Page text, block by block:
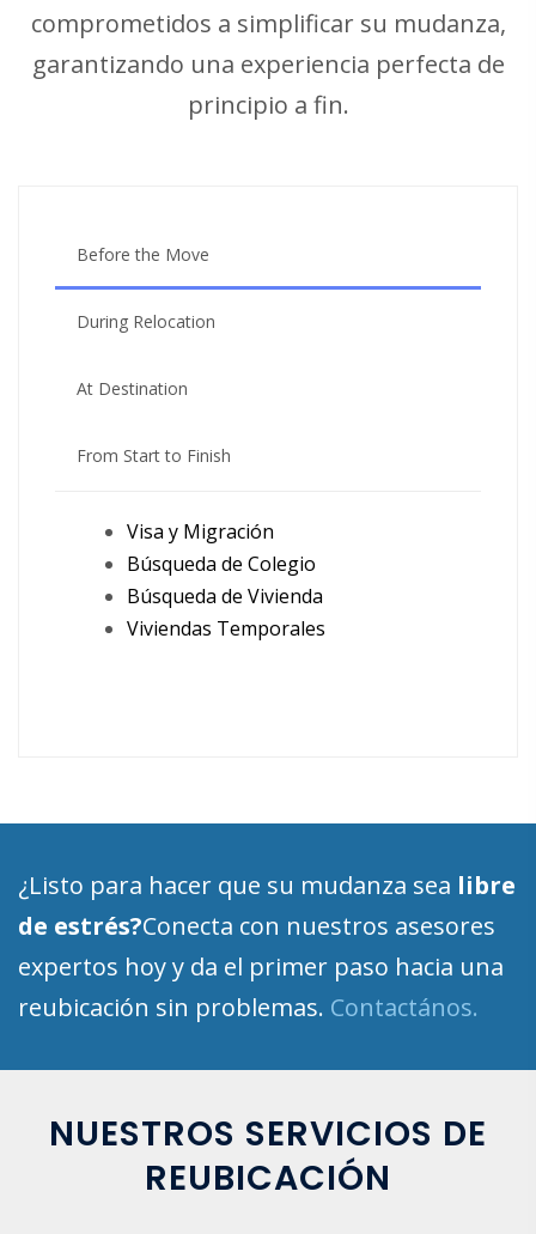
comprometidos a simplificar su mudanza,
garantizando una experiencia perfecta de
principio a fin.
Before the Move
During Relocation
At Destination
From Start to Finish
Visa y Migración
Búsqueda de Colegio
Búsqueda de Vivienda
Viviendas Temporales
¿Listo para hacer que su mudanza sea libre
de estrés?Conecta con nuestros asesores
expertos hoy y da el primer paso hacia una
reubicación sin problemas. Contactános.
NUESTROS SERVICIOS DE
REUBICACIÓN